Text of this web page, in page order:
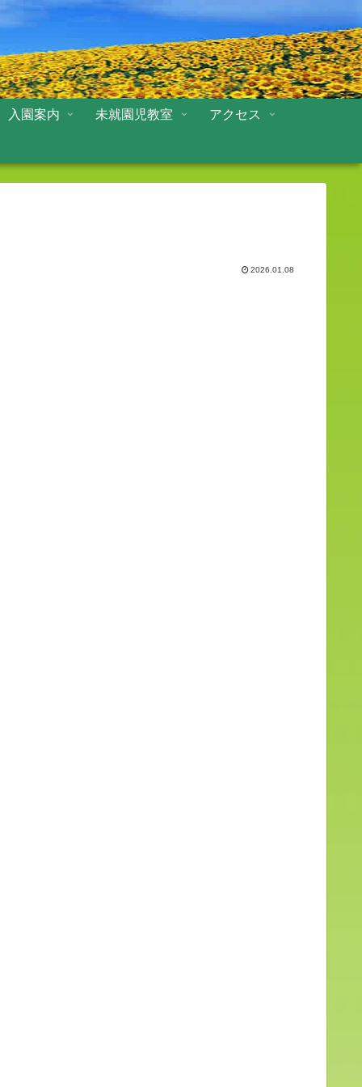
入園案内 未就園児教室 アクセス
2026.01.08